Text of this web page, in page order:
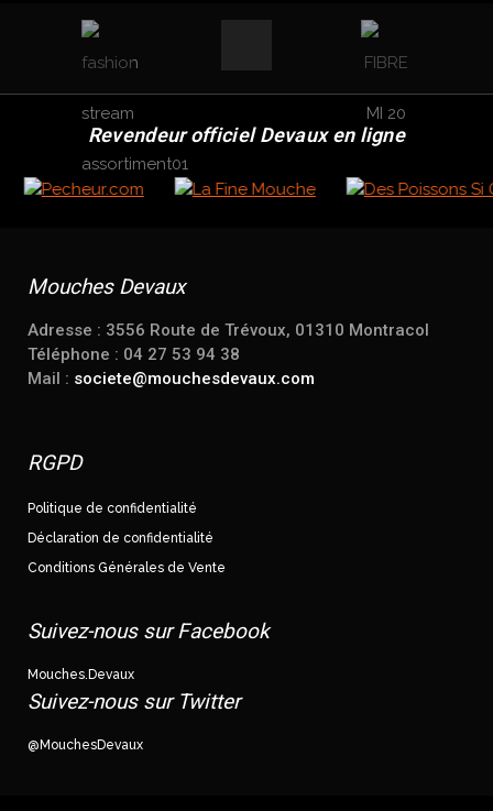
Revendeur officiel Devaux en ligne
Mouches Devaux
Adresse : 3556 Route de Trévoux, 01310 Montracol
Téléphone : 04 27 53 94 38
Mail : societe@mouchesdevaux.com
RGPD
Politique de confidentialité
Déclaration de confidentialité
Conditions Générales de Vente
Suivez-nous sur Facebook
Mouches.Devaux
Suivez-nous sur Twitter
@MouchesDevaux